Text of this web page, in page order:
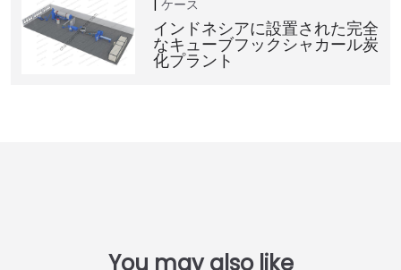
ケース
インドネシアに設置された完全
なキューブフックシャカール炭
化プラント